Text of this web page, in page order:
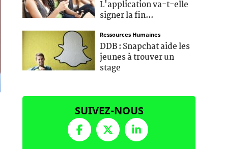
L'application va-t-elle
signer la fin...
Ressources Humaines
DDB : Snapchat aide les
jeunes à trouver un
stage
SUIVEZ-NOUS